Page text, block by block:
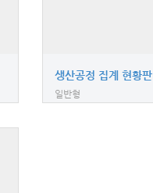
생산공정 집계 현황판
일반형